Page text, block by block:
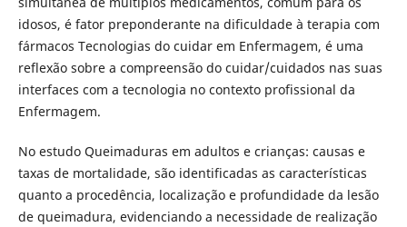
idosos, é fator preponderante na dificuldade à terapia com
fármacos Tecnologias do cuidar em Enfermagem, é uma
reflexão sobre a compreensão do cuidar/cuidados nas suas
interfaces com a tecnologia no contexto profissional da
Enfermagem.
No estudo Queimaduras em adultos e crianças: causas e
taxas de mortalidade, são identificadas as características
quanto a procedência, localização e profundidade da lesão
de queimadura, evidenciando a necessidade de realização